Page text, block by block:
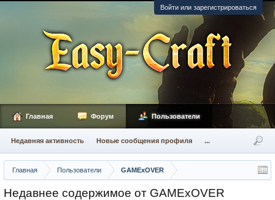
Войти или зарегистрироваться
Главная Пользователи GAMExOVER
Недавнее содержимое от GAMExOVER
Главная Форум Пользователи
Недавняя активность Новые сообщения профиля ...